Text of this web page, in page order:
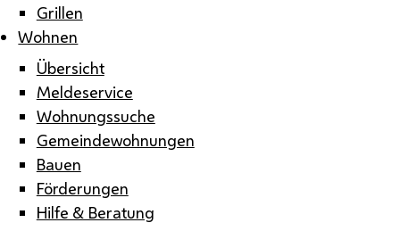
Grillen
Wohnen
Übersicht
Meldeservice
Wohnungssuche
Gemeindewohnungen
Bauen
Förderungen
Hilfe & Beratung